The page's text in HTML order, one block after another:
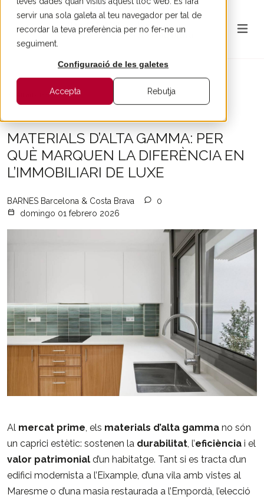
servir una sola galeta al teu navegador per tal de
recordar la teva preferència per no fer-ne un
seguiment.
Configuració de les galetes
Accepta Rebutja
MATERIALS D’ALTA GAMMA: PER
QUÈ MARQUEN LA DIFERÈNCIA EN
L’IMMOBILIARI DE LUXE
BARNES Barcelona & Costa Brava
0
domingo 01 febrero 2026
Al mercat prime, els materials d’alta gamma no són
un caprici estètic: sostenen la durabilitat, l’eficiència i el
valor patrimonial d’un habitatge. Tant si es tracta d’un
edifici modernista a l’Eixample, d’una vila amb vistes al
Maresme o d’una masia restaurada a l’Empordà, l’elecció